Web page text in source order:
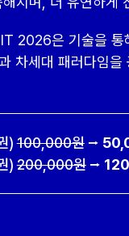
2026은 기술을 통
차세대 패러다임
)100,000원⭢
)200,000원⭢